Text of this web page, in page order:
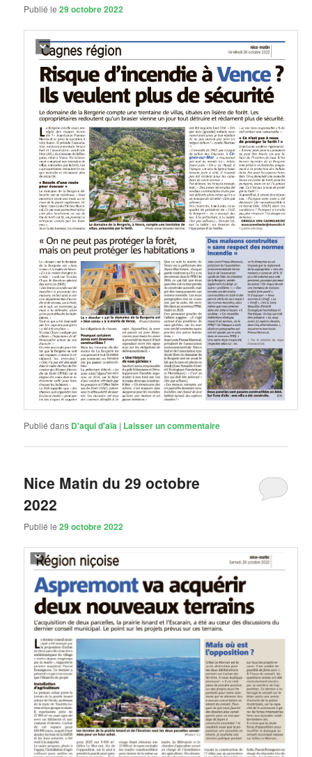
Publié le29 octobre 2022
Publié dans D'aqui d'aïa | Laisser un commentaire
Nice Matin du 29 octobre
2022
Publié le29 octobre 2022